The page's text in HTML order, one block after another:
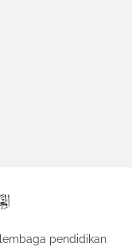
pendidikan